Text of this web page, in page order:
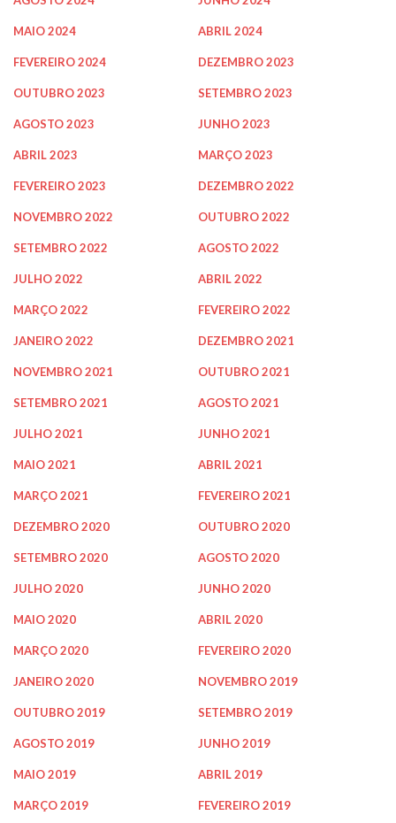
MAIO 2024 ABRIL 2024
FEVEREIRO 2024 DEZEMBRO 2023
OUTUBRO 2023 SETEMBRO 2023
AGOSTO 2023 JUNHO 2023
ABRIL 2023 MARÇO 2023
FEVEREIRO 2023 DEZEMBRO 2022
NOVEMBRO 2022 OUTUBRO 2022
SETEMBRO 2022 AGOSTO 2022
JULHO 2022 ABRIL 2022
MARÇO 2022 FEVEREIRO 2022
JANEIRO 2022 DEZEMBRO 2021
NOVEMBRO 2021 OUTUBRO 2021
SETEMBRO 2021 AGOSTO 2021
JULHO 2021 JUNHO 2021
MAIO 2021 ABRIL 2021
MARÇO 2021 FEVEREIRO 2021
DEZEMBRO 2020 OUTUBRO 2020
SETEMBRO 2020 AGOSTO 2020
JULHO 2020 JUNHO 2020
MAIO 2020 ABRIL 2020
MARÇO 2020 FEVEREIRO 2020
JANEIRO 2020 NOVEMBRO 2019
OUTUBRO 2019 SETEMBRO 2019
AGOSTO 2019 JUNHO 2019
MAIO 2019 ABRIL 2019
MARÇO 2019 FEVEREIRO 2019